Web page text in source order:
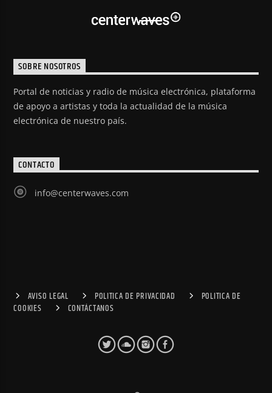
SOBRE NOSOTROS
Portal de noticias y radio de música electrónica, plataforma
de apoyo a artistas y toda la actualidad de la música
electrónica de nuestro país.
CONTACTO
info@centerwaves.com
AVISO LEGAL POLITICA DE PRIVACIDAD
POLITICA DE
COOKIES
CONTÁCTANOS